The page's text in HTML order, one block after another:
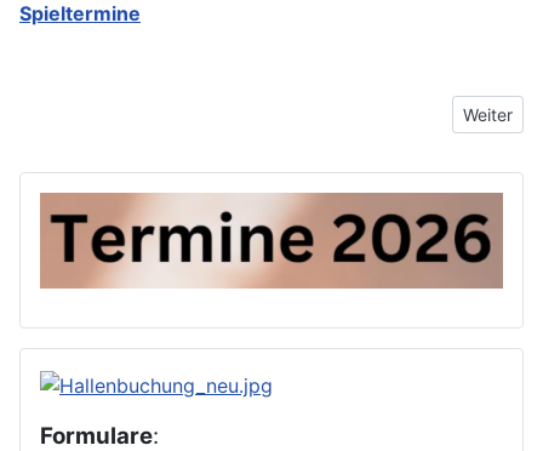
Spieltermine
Nächster
Weiter
Formulare: